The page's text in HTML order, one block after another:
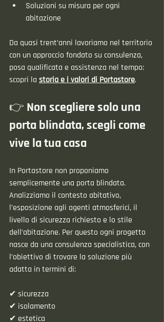
Soluzioni su misura per ogni
abitazione
Da quasi trent’anni lavoriamo nel territorio
con un approccio fondato su consulenza,
posa qualificata e assistenza nel tempo:
scopri la storia e i valori di Portastore.
👉 Non scegliere solo una
porta blindata, scegli come
vive la tua casa
In Portastore non proponiamo
semplicemente una porta blindata.
Analizziamo il contesto abitativo,
l’esposizione agli agenti atmosferici, il
livello di sicurezza richiesto e lo stile
dell’abitazione. Per questo ogni progetto
nasce da una consulenza specialistica, con
l’obiettivo di trovare la soluzione più
adatta in termini di:
✔ sicurezza
✔ isolamento
✔ estetica